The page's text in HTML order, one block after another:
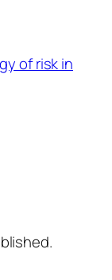
of risk in